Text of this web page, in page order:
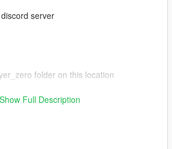
server
folder on this location
face
Show Full Description